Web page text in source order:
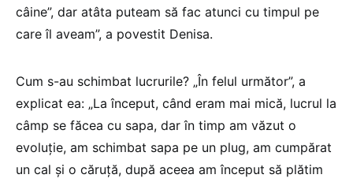
câine”, dar atâta puteam să fac atunci cu timpul pe
care îl aveam”, a povestit Denisa.
Cum s-au schimbat lucrurile? „În felul următor”, a
explicat ea: „La început, când eram mai mică, lucrul la
câmp se făcea cu sapa, dar în timp am văzut o
evoluție, am schimbat sapa pe un plug, am cumpărat
un cal și o căruță, după aceea am început să plătim